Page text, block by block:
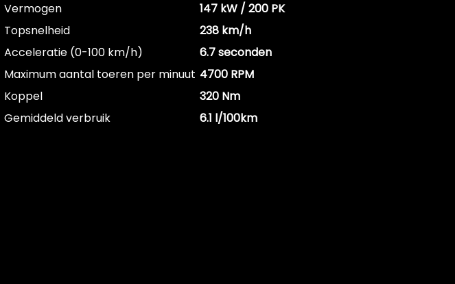
Vermogen
147 kW / 200 PK
Topsnelheid
238 km/h
Acceleratie (0-100 km/h)
6.7 seconden
Maximum aantal toeren per minuut 4700 RPM
Koppel
320 Nm
Gemiddeld verbruik
6.1 l/100km